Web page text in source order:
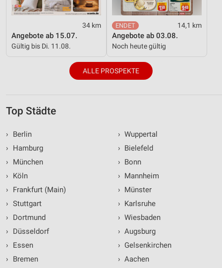
34 km
Angebote ab 15.07.
Gültig bis Di. 11.08.
14,1 km
Angebote ab 03.08.
Noch heute gültig
ALLE PROSPEKTE
Top Städte
›
Berlin
›
Hamburg
›
München
›
Köln
›
Frankfurt (Main)
› Stuttgart
›
Dortmund
›
Düsseldorf
›
Essen
›
Bremen
› Wuppertal
› Bielefeld
› Bonn
› Mannheim
› Münster
› Karlsruhe
› Wiesbaden
› Augsburg
› Gelsenkirchen
› Aachen